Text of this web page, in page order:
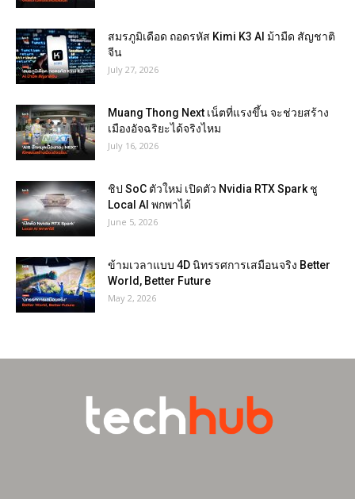
สมรภูมิเดือด ถอดรหัส Kimi K3 AI ม้ามืด สัญชาติ
จีน
July 27, 2026
Muang Thong Next เน็ตที่แรงขึ้น จะช่วยสร้าง
เมืองอัจฉริยะได้จริงไหม
July 16, 2026
ชิป SoC ตัวใหม่ เปิดตัว Nvidia RTX Spark ชู
Local AI พกพาได้
June 5, 2026
ข้ามเวลาแบบ 4D นิทรรศการเสมือนจริง Better
World, Better Future
May 2, 2026